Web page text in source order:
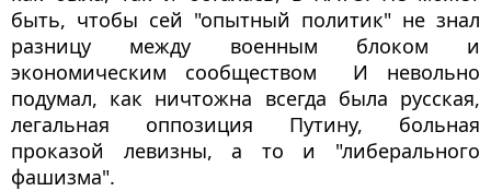
быть, чтобы сей "опытный политик" не знал
разницу между военным блоком и
экономическим сообществом  И невольно
подумал, как ничтожна всегда была русская,
легальная оппозиция Путину, больная
проказой левизны, а то и "либерального
фашизма".